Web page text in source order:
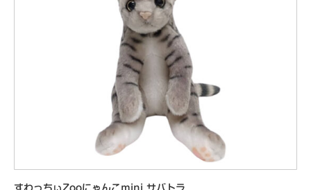
すわっちぃZooにゃんこmini サバトラ